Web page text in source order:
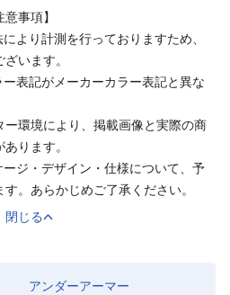
事項】
より計測を行っておりますため、
います。
表記がメーカーカラー表記と異な
環境により、掲載画像と実際の商
ります。
ジ・デザイン・仕様について、予
。あらかじめご了承ください。
閉じる
アンダーアーマー